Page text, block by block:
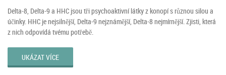
Delta-8, Delta-9 a HHC jsou tři psychoaktivní látky z konopí s různou silou a
účinky. HHC je nejsilnější, Delta-9 nejznámější, Delta-8 nejmírnější. Zjisti, která
z nich odpovídá tvému potřebě.
UKÁZAT VÍCE